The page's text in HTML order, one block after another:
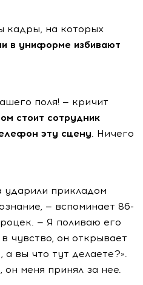
кадры, на которых
в униформе избивают
поля! — кричит
стоит сотрудник
эту сцену. Ничего
ударили прикладом
— вспоминает 86-
— Я поливаю его
чувство, он открывает
а вы что тут делаете?».
меня принял за нее.